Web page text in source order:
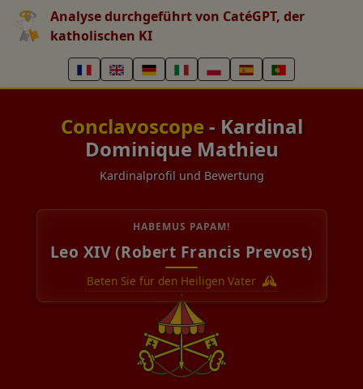
Analyse durchgeführt von CatéGPT, der
katholischen KI
Conclavoscope - Kardinal
Dominique Mathieu
Kardinalprofil und Bewertung
HABEMUS PAPAM!
Leo XIV (Robert Francis Prevost)
Beten Sie für den Heiligen Vater